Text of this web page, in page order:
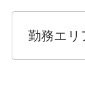
勤務エリ